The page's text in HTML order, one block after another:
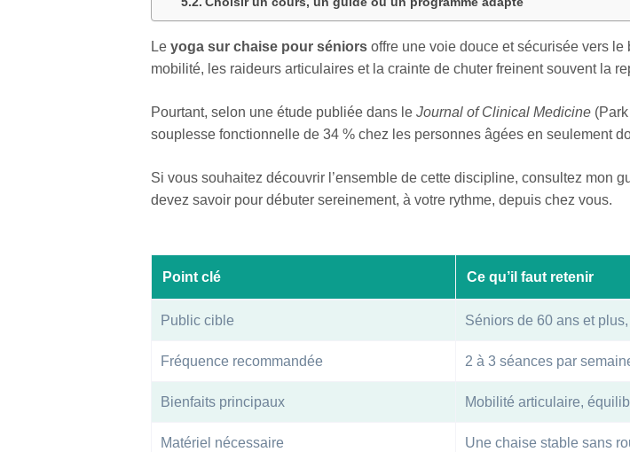
Le yoga sur chaise pour séniors offre une voie douce et sécurisée vers
mobilité, les raideurs articulaires et la crainte de chuter freinent souvent la
Pourtant, selon une étude publiée dans le Journal of Clinical Medicine
souplesse fonctionnelle de 34 % chez les personnes âgées en seulement
Si vous souhaitez découvrir l’ensemble de cette discipline, consultez mon
devez savoir pour débuter sereinement, à votre rythme, depuis chez vous.
Point clé Ce qu’il faut retenir
Public cible Séniors de 60 ans et
Fréquence recommandée 2 à 3 séances par
Bienfaits principaux Mobilité articulaire,
Matériel nécessaire Une chaise stable sans